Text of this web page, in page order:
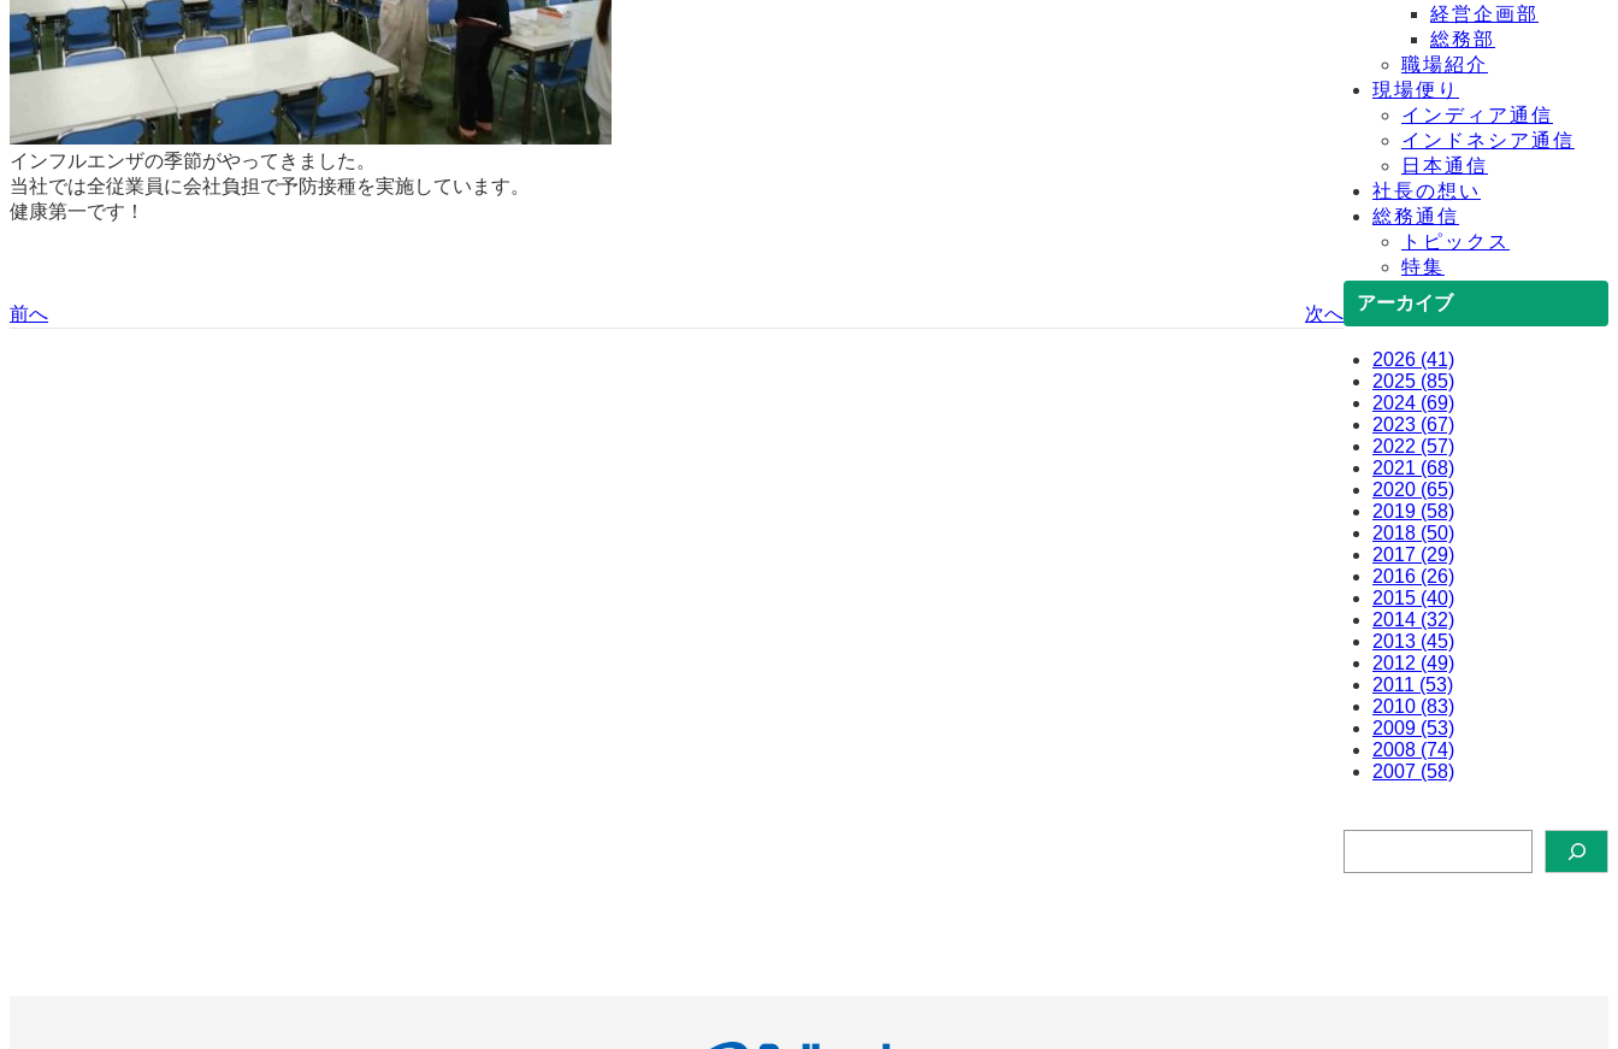
インフルエンザの季節がやってきました。
当社では全従業員に会社負担で予防接種を実施しています。
健康第一です！
前へ 次へ
経営企画部
総務部
職場紹介
現場便り
インディア通信
インドネシア通信
日本通信
社長の想い
総務通信
トピックス
特集
アーカイブ
2026 (41)
2025 (85)
2024 (69)
2023 (67)
2022 (57)
2021 (68)
2020 (65)
2019 (58)
2018 (50)
2017 (29)
2016 (26)
2015 (40)
2014 (32)
2013 (45)
2012 (49)
2011 (53)
2010 (83)
2009 (53)
2008 (74)
2007 (58)